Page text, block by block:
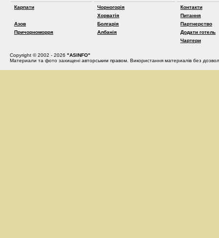
Карпати
Азов
Причорноморря
Чорногорія
Хорватія
Болгарія
Албанія
Контакти
Питання
Партнерство
Додати готель
Чартери
Copyright © 2002 - 2026 "ASINFO"
Материали та фото захищені авторським правом. Використання материалів без